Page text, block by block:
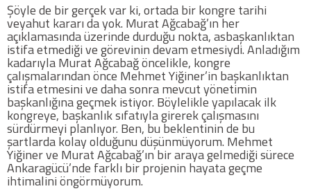
Şöyle de bir gerçek var ki, ortada bir kongre tarihi
veyahut kararı da yok. Murat Ağcabağ’ın her
açıklamasında üzerinde durduğu nokta, asbaşkanlıktan
istifa etmediği ve görevinin devam etmesiydi. Anladığım
kadarıyla Murat Ağcabağ öncelikle, kongre
çalışmalarından önce Mehmet Yiğiner’in başkanlıktan
istifa etmesini ve daha sonra mevcut yönetimin
başkanlığına geçmek istiyor. Böylelikle yapılacak ilk
kongreye, başkanlık sıfatıyla girerek çalışmasını
sürdürmeyi planlıyor. Ben, bu beklentinin de bu
şartlarda kolay olduğunu düşünmüyorum. Mehmet
Yiğiner ve Murat Ağcabağ’ın bir araya gelmediği sürece
Ankaragücü’nde farklı bir projenin hayata geçme
ihtimalini öngörmüyorum.